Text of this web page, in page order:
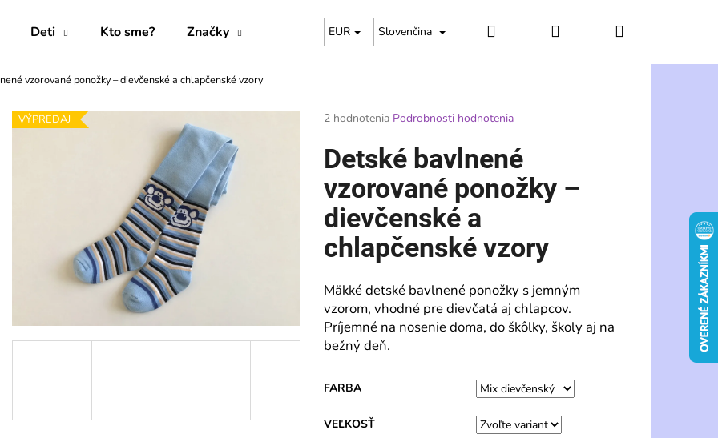
Deti Kto sme? Značky EUR Slovenčina Hľadať PrihlásenieNákupný
vzorované ponožky – dievčenské a chlapčenské vzory
Priemerné
produktu
je
z
hviezdičiek.
2 hodnotenia Podrobnosti hodnotenia
Detské bavlnené
vzorované ponožky –
dievčenské a
chlapčenské vzory
Mäkké detské bavlnené ponožky s jemným
vzorom, vhodné pre dievčatá aj chlapcov.
Príjemné na nosenie doma, do škôlky, školy aj na
bežný deň.
FARBA
VEĽKOSŤ
VÝPREDAJ
Čo potrebujete nájsť?
HĽADAŤ
Odporúčame
Nasledujúce